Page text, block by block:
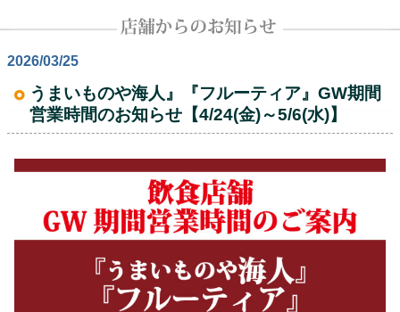
2026/03/25
うまいものや海人』『フルーティア』GW期間
営業時間のお知らせ【4/24(金)～5/6(水)】